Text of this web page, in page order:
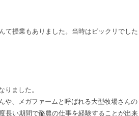
て授業もありました。当時はビックリでした
ました。
や、メガファームと呼ばれる大型牧場さんの
長い期間で酪農の仕事を経験することが出来